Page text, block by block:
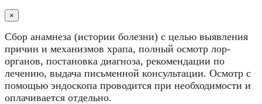
×
Сбор анамнеза (истории болезни) с целью выявления
причин и механизмов храпа, полный осмотр лор-
органов, постановка диагноза, рекомендации по
лечению, выдача письменной консультации. Осмотр с
помощью эндоскопа проводится при необходимости и
оплачивается отдельно.